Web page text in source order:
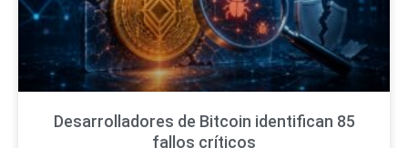
Desarrolladores de Bitcoin identifican 85
fallos críticos